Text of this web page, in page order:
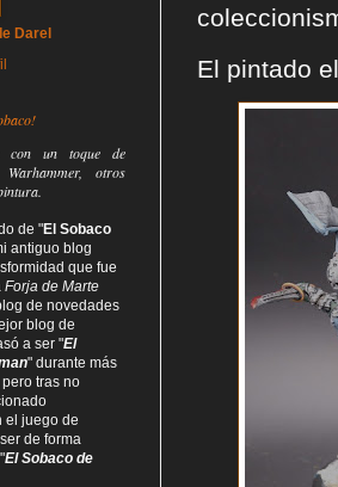
El pintado
Darel
con un toque de
otros
de "El Sobaco
antiguo blog
que fue
Forja de Marte
de novedades
blog de
a ser "El
" durante más
tras no
el juego de
de forma
"El Sobaco de